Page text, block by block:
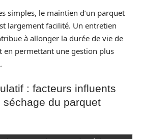
simples, le maintien d’un parquet
largement facilité. Un entretien
à allonger la durée de vie de
permettant une gestion plus
: facteurs influents
du parquet